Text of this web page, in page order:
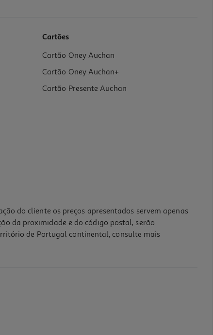
Cartões
Cartão Oney Auchan
Cartão Oney Auchan+
Cartão Presente Auchan
do cliente os preços apresentados servem apenas
da proximidade e do código postal, serão
de Portugal continental, consulte mais